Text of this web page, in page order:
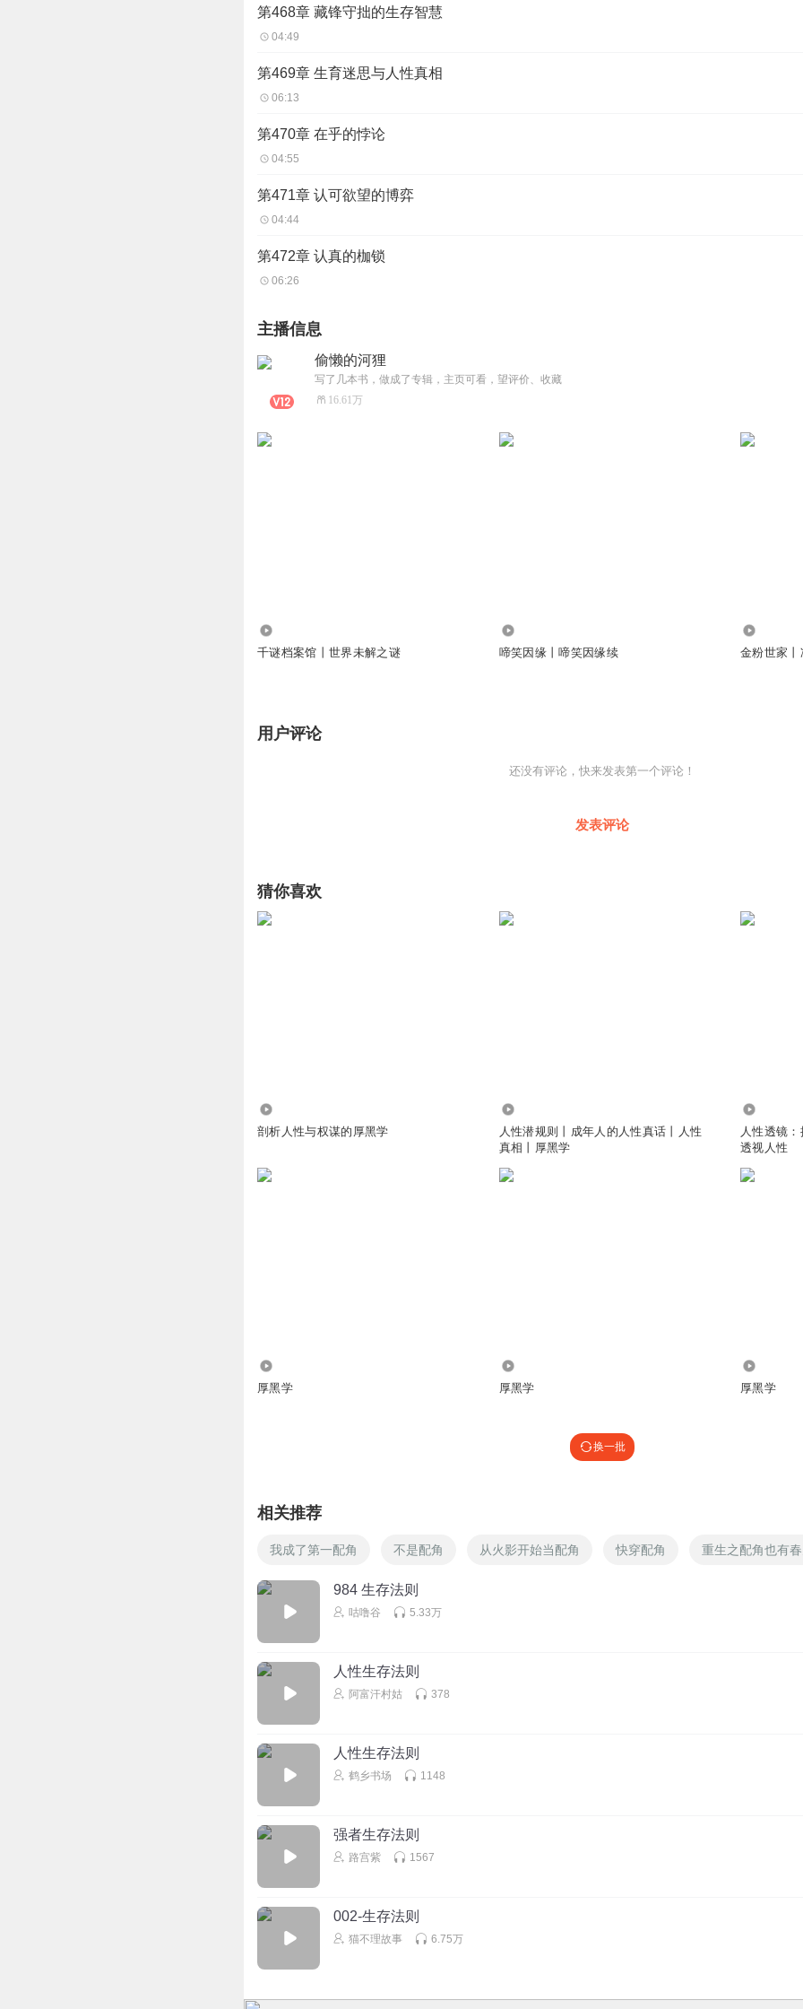
第468章 藏锋守拙的生存智慧
04:49
第469章 生育迷思与人性真相
06:13
第470章 在乎的悖论
04:55
第471章 认可欲望的博弈
04:44
第472章 认真的枷锁
06:26
主播信息
偷懒的河狸
写了几本书，做成了专辑，主页可看，望评价、收藏
16.61万
千谜档案馆丨世界未解之谜 啼笑因缘丨啼笑因缘续 金粉世家丨
用户评论
还没有评论，快来发表第一个评论！
发表评论
猜你喜欢
剖析人性与权谋的厚黑学
人性潜规则丨成年人的人性真话丨人性
真相丨厚黑学
人性透镜
透视人性
厚黑学 厚黑学 厚黑学
换一批
相关推荐
我成了第一配角 不是配角 从火影开始当配角 快穿配角 重生之配角也有
984 生存法则
咕噜谷 5.33万
人性生存法则
阿富汗村姑 378
人性生存法则
鹤乡书场 1148
强者生存法则
路宫紫 1567
002-生存法则
猫不理故事 6.75万